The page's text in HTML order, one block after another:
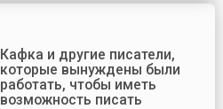
Кафка и другие писатели,
которые вынуждены были
работать, чтобы иметь
возможность писать